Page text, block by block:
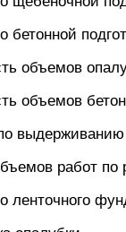
бетонной
объемов
объемов
работ по
ленточного